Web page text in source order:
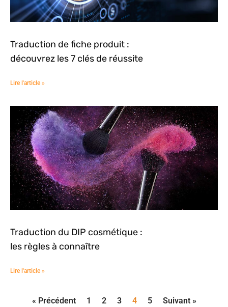
Traduction de fiche produit :
découvrez les 7 clés de réussite
Lire l'article »
Traduction du DIP cosmétique :
les règles à connaître
Lire l'article »
« Précédent 1 2 3 4 5 Suivant »